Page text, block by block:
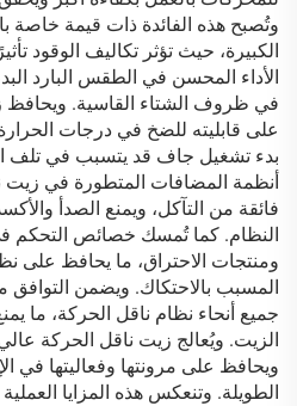
وتُصبح هذه الفائدة ذات قيمة خاصة
الكبيرة، حيث تؤثر تكاليف الوقود
الأداء المحسن في الطقس البارد
في ظروف الشتاء القاسية. ويحافظ
على قابليته للضخ في درجات
بدء تشغيل جاف قد يتسبب في تلف
أنظمة المضافات المتطورة في زيت
فائقة من التآكل، ويمنع الصدأ
النظام. كما تُمسك خصائص التحكم
ومنتجات الاحتراق، ما يحافظ على
المسبب بالاحتكاك. ويضمن التوافق
جميع أنحاء نظام ناقل الحركة، ما
الزيت. ويُعالج زيت ناقل الحركة
ويحافظ على مرونتها وفعاليتها في
الطويلة. وتنعكس هذه المزايا